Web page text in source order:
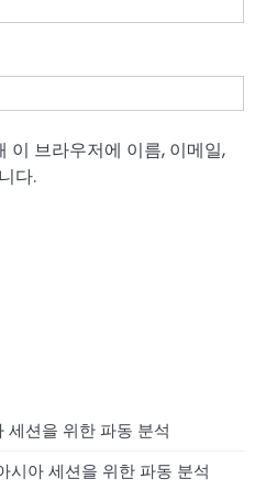
이 브라우저에 이름, 이메일,
다.
세션을 위한 파동 분석
시아 세션을 위한 파동 분석